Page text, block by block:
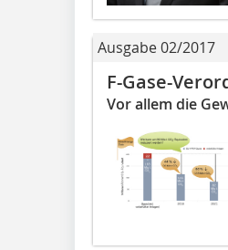
Ausgabe 02/2017
F-Gase-
Vor allem die